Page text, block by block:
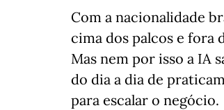
Com a nacionalidade
cima dos palcos e fora
Mas nem por isso a IA
do dia a dia de
para escalar o negócio.